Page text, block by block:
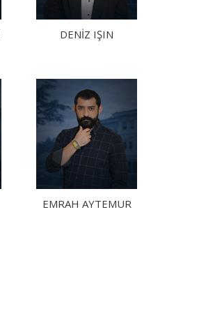
DENİZ IŞIN
EMRAH AYTEMUR